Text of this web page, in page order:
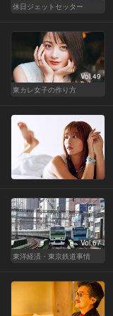
休日ジェットセッター
Vol.49
東カレ女子の作り方
Vol.67
東洋経済・東京鉄道事情